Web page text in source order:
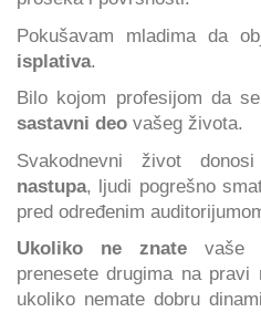
Pokušavam mladima da
isplativa.
Bilo kojom profesijom da
sastavni deo vašeg života.
Svakodnevni život
nastupa, ljudi pogrešno
pred određenim
Ukoliko ne znate vaše
prenesete drugima na
ukoliko nemate dobru